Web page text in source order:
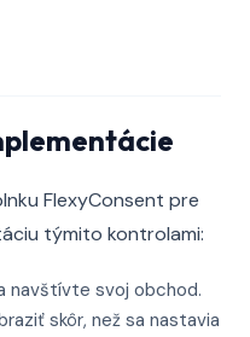
FlexyConsent pre
týmito kontrolami:
navštívte svoj obchod.
skôr, než sa nastavia